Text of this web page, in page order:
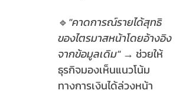
🔹"คาดการณ์รายได้สุทธิ
ของไตรมาสหน้าโดยอ้างอิง
จากข้อมูลเดิม" → ช่วยให้
ธุรกิจมองเห็นแนวโน้ม
ทางการเงินได้ล่วงหน้า